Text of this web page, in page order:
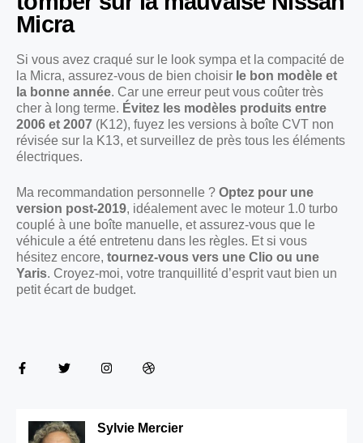
Micra
Si vous avez craqué sur le look sympa et la compacité de
la Micra, assurez-vous de bien choisir le bon modèle et
la bonne année. Car une erreur peut vous coûter très
cher à long terme. Évitez les modèles produits entre
2006 et 2007 (K12), fuyez les versions à boîte CVT non
révisée sur la K13, et surveillez de près tous les éléments
électriques.
Ma recommandation personnelle ? Optez pour une
version post-2019, idéalement avec le moteur 1.0 turbo
couplé à une boîte manuelle, et assurez-vous que le
véhicule a été entretenu dans les règles. Et si vous
hésitez encore, tournez-vous vers une Clio ou une
Yaris. Croyez-moi, votre tranquillité d’esprit vaut bien un
petit écart de budget.
Sylvie Mercier